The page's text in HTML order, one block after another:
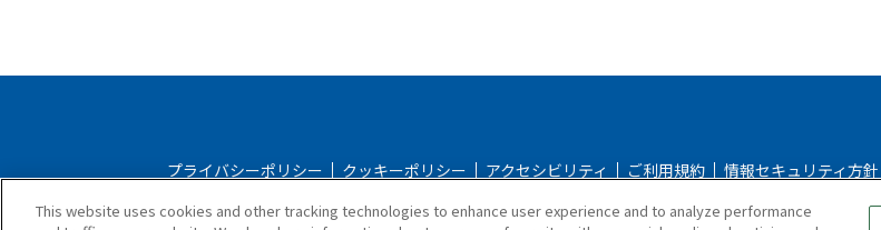
プライバシーポリシー クッキーポリシー アクセシビリティ ご利用規約 情報セキュリティ方針
ストアご利用規約 配送ポリシー 返品＆返金ポリシー 修理規約 特定商取引法
This website uses cookies and other tracking technologies to enhance user experience and to analyze performance